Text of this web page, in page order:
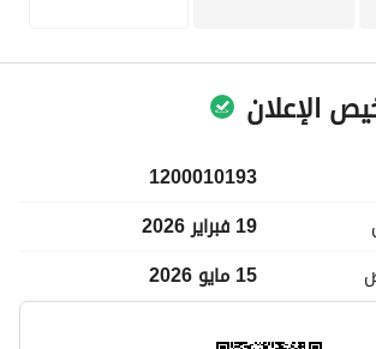
الإعلان
1200010193
19 فبراير 2026
15 مايو 2026